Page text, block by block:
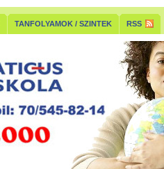
TANFOLYAMOK / SZINTEK RSS